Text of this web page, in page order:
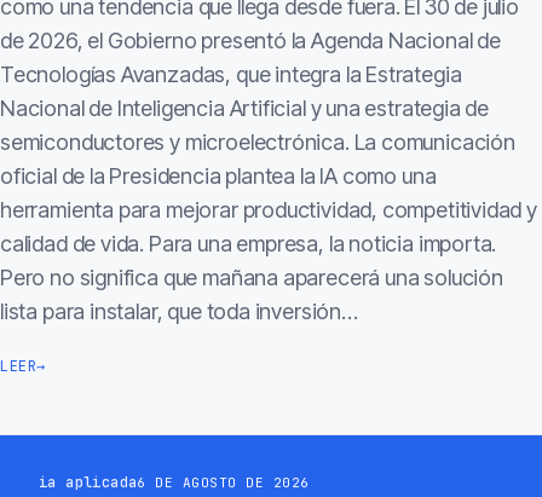
como una tendencia que llega desde fuera. El 30 de julio
de 2026, el Gobierno presentó la Agenda Nacional de
Tecnologías Avanzadas, que integra la Estrategia
Nacional de Inteligencia Artificial y una estrategia de
semiconductores y microelectrónica. La comunicación
oficial de la Presidencia plantea la IA como una
herramienta para mejorar productividad, competitividad y
calidad de vida. Para una empresa, la noticia importa.
Pero no significa que mañana aparecerá una solución
lista para instalar, que toda inversión…
LEER→
ia aplicada6 DE AGOSTO DE 2026